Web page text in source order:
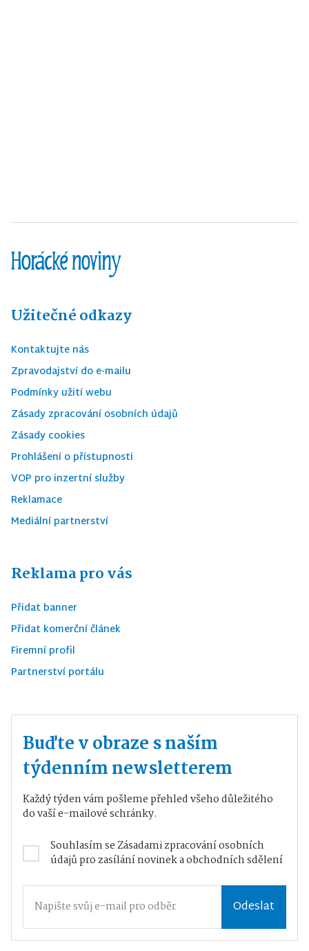
Užitečné odkazy
Kontaktujte nás
Zpravodajství do e-mailu
Podmínky užití webu
Zásady zpracování osobních údajů
Zásady cookies
Prohlášení o přístupnosti
VOP pro inzertní služby
Reklamace
Mediální partnerství
Reklama pro vás
Přidat banner
Přidat komerční článek
Firemní profil
Partnerství portálu
Buďte v obraze s naším
týdenním newsletterem
Každý týden vám pošleme přehled všeho důležitého
do vaší e-mailové schránky.
Souhlasím seZásadami zpracování osobních
údajůpro zasílání novinek a obchodních sdělení
Odeslat